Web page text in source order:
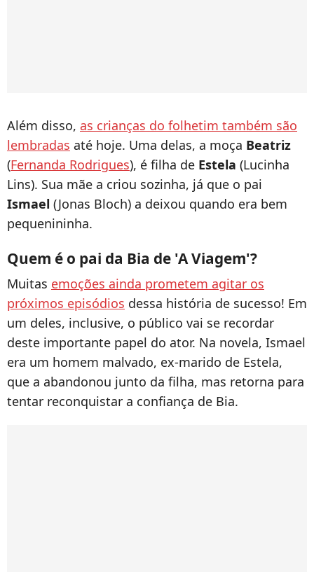
Além disso, as crianças do folhetim também são
lembradas até hoje. Uma delas, a moça Beatriz
(Fernanda Rodrigues), é filha de Estela (Lucinha
Lins). Sua mãe a criou sozinha, já que o pai
Ismael (Jonas Bloch) a deixou quando era bem
pequenininha.
Quem é o pai da Bia de 'A Viagem'?
Muitas emoções ainda prometem agitar os
próximos episódios dessa história de sucesso! Em
um deles, inclusive, o público vai se recordar
deste importante papel do ator. Na novela, Ismael
era um homem malvado, ex-marido de Estela,
que a abandonou junto da filha, mas retorna para
tentar reconquistar a confiança de Bia.